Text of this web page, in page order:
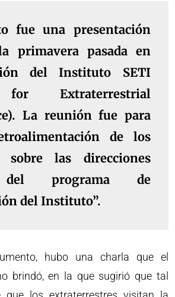
fue una presentación
primavera pasada en
del Instituto SETI
for Extraterrestrial
La reunión fue para
de los
sobre las direcciones
programa de
del Instituto”.
hubo una charla que el
brindó, en la que sugirió que tal